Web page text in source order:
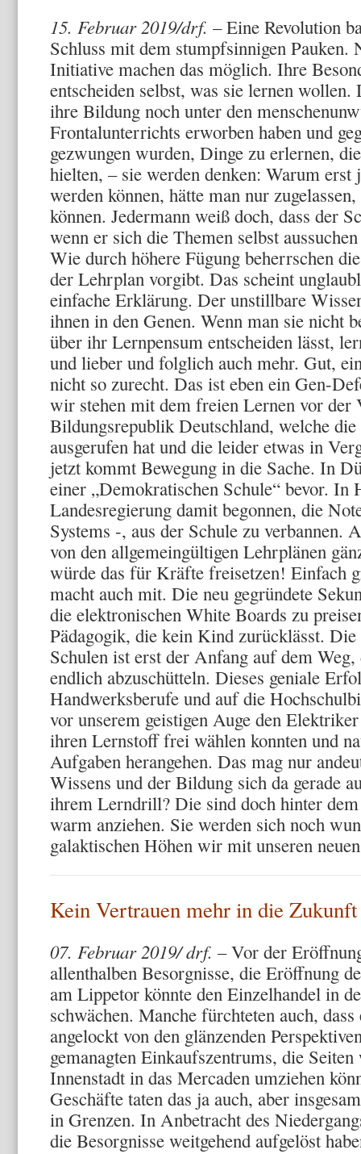
15. Februar 2019/drf. – Eine Revolution
Schluss mit dem stumpfsinnigen Pauken.
Initiative machen das möglich. Ihre
entscheiden selbst, was sie lernen
ihre Bildung noch unter den
Frontalunterrichts erworben haben und
gezwungen wurden, Dinge zu erlernen,
hielten, – sie werden denken: Warum erst
werden können, hätte man nur
können. Jedermann weiß doch, dass der
wenn er sich die Themen selbst
Wie durch höhere Fügung beherrschen
der Lehrplan vorgibt. Das scheint
einfache Erklärung. Der unstillbare
ihnen in den Genen. Wenn man sie nicht
über ihr Lernpensum entscheiden lässt,
und lieber und folglich auch mehr. Gut,
nicht so zurecht. Das ist eben ein Gen-
wir stehen mit dem freien Lernen vor der
Bildungsrepublik Deutschland, welche
ausgerufen hat und die leider etwas in
jetzt kommt Bewegung in die Sache. In
einer „Demokratischen Schule“ bevor. In
Landesregierung damit begonnen, die
Systems -, aus der Schule zu verbannen.
von den allgemeingültigen Lehrplänen
würde das für Kräfte freisetzen! Einfach
macht auch mit. Die neu gegründete
die elektronischen White Boards zu
Pädagogik, die kein Kind zurücklässt.
Schulen ist erst der Anfang auf dem
endlich abzuschütteln. Dieses geniale
Handwerksberufe und auf die
vor unserem geistigen Auge den
ihren Lernstoff frei wählen konnten und
Aufgaben herangehen. Das mag nur
Wissens und der Bildung sich da gerade
ihrem Lerndrill? Die sind doch hinter
warm anziehen. Sie werden sich noch
galaktischen Höhen wir mit unseren
Kein Vertrauen mehr in die
07. Februar 2019/ drf. – Vor der
allenthalben Besorgnisse, die Eröffnung
am Lippetor könnte den Einzelhandel in
schwächen. Manche fürchteten auch,
angelockt von den glänzenden
gemanagten Einkaufszentrums, die
Innenstadt in das Mercaden umziehen
Geschäfte taten das ja auch, aber
in Grenzen. In Anbetracht des
die Besorgnisse weitgehend aufgelöst